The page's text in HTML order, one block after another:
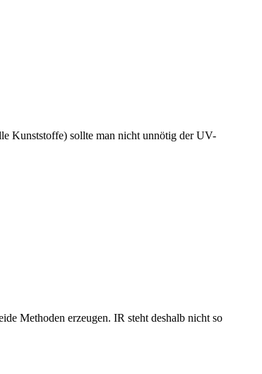
Kunststoffe) sollte man nicht unnötig der UV-
Methoden erzeugen. IR steht deshalb nicht so